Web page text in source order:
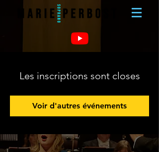
Les inscriptions sont closes
Voir d'autres événements